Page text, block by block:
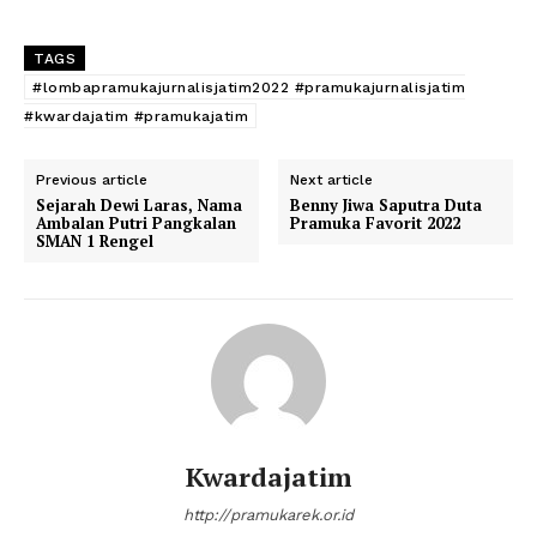
TAGS
#lombapramukajurnalisjatim2022 #pramukajurnalisjatim
#kwardajatim #pramukajatim
Previous article
Sejarah Dewi Laras, Nama
Ambalan Putri Pangkalan
SMAN 1 Rengel
Next article
Benny Jiwa Saputra Duta
Pramuka Favorit 2022
Kwardajatim
http://pramukarek.or.id